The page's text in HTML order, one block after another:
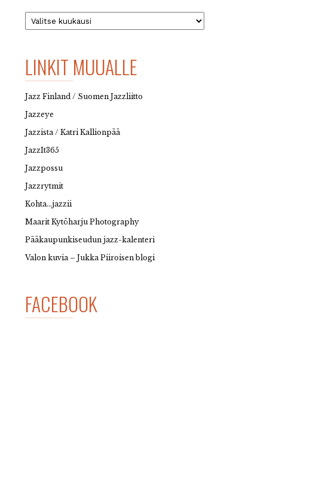
Arkisto
LINKIT MUUALLE
Jazz Finland / Suomen Jazzliitto
Jazzeye
Jazzista / Katri Kallionpää
JazzIt365
Jazzpossu
Jazzrytmit
Kohta…jazzii
Maarit Kytöharju Photography
Pääkaupunkiseudun jazz-kalenteri
Valon kuvia – Jukka Piiroisen blogi
FACEBOOK